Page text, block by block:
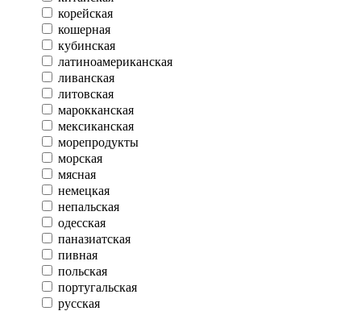
корейская
кошерная
кубинская
латиноамериканская
ливанская
литовская
марокканская
мексиканская
морепродукты
морская
мясная
немецкая
непальская
одесская
паназиатская
пивная
польская
португальская
русская